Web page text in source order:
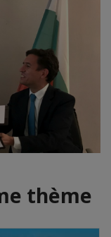
thème